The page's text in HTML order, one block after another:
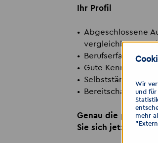
Ihr Profil
Abgeschlossene
vergleichbare
Berufserfahrung
Gute Kenntnisse
Selbstständige
Bereitschaft zur
Genau die
Sie sich jetzt!
Wir
und
mehr